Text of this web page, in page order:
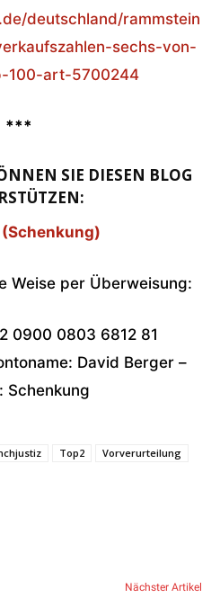
deutschland/rammstein
sechs-von-
100-art-5700244
***
SIE DIESEN BLOG
(Schenkung)
Weise per Überweisung:
0900 0803 6812 81
David Berger –
Schenkung
Top2 Vorverurteilung
Nächster Artikel